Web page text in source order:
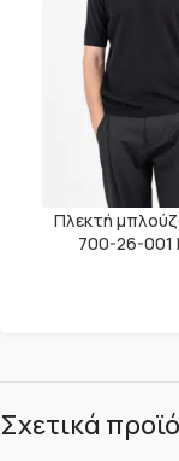
Πλεκτή
700-26-001
Σχετικά